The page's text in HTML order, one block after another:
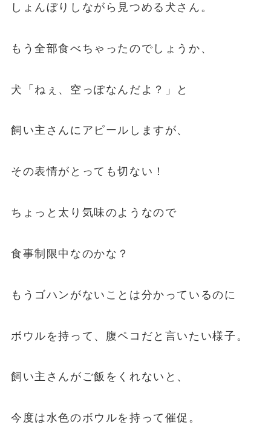
しょんぼりしながら見つめる犬さん。
もう全部食べちゃったのでしょうか、
犬「ねぇ、空っぽなんだよ？」と
飼い主さんにアピールしますが、
その表情がとっても切ない！
ちょっと太り気味のようなので
食事制限中なのかな？
もうゴハンがないことは分かっているのに
ボウルを持って、腹ペコだと言いたい様子。
飼い主さんがご飯をくれないと、
今度は水色のボウルを持って催促。